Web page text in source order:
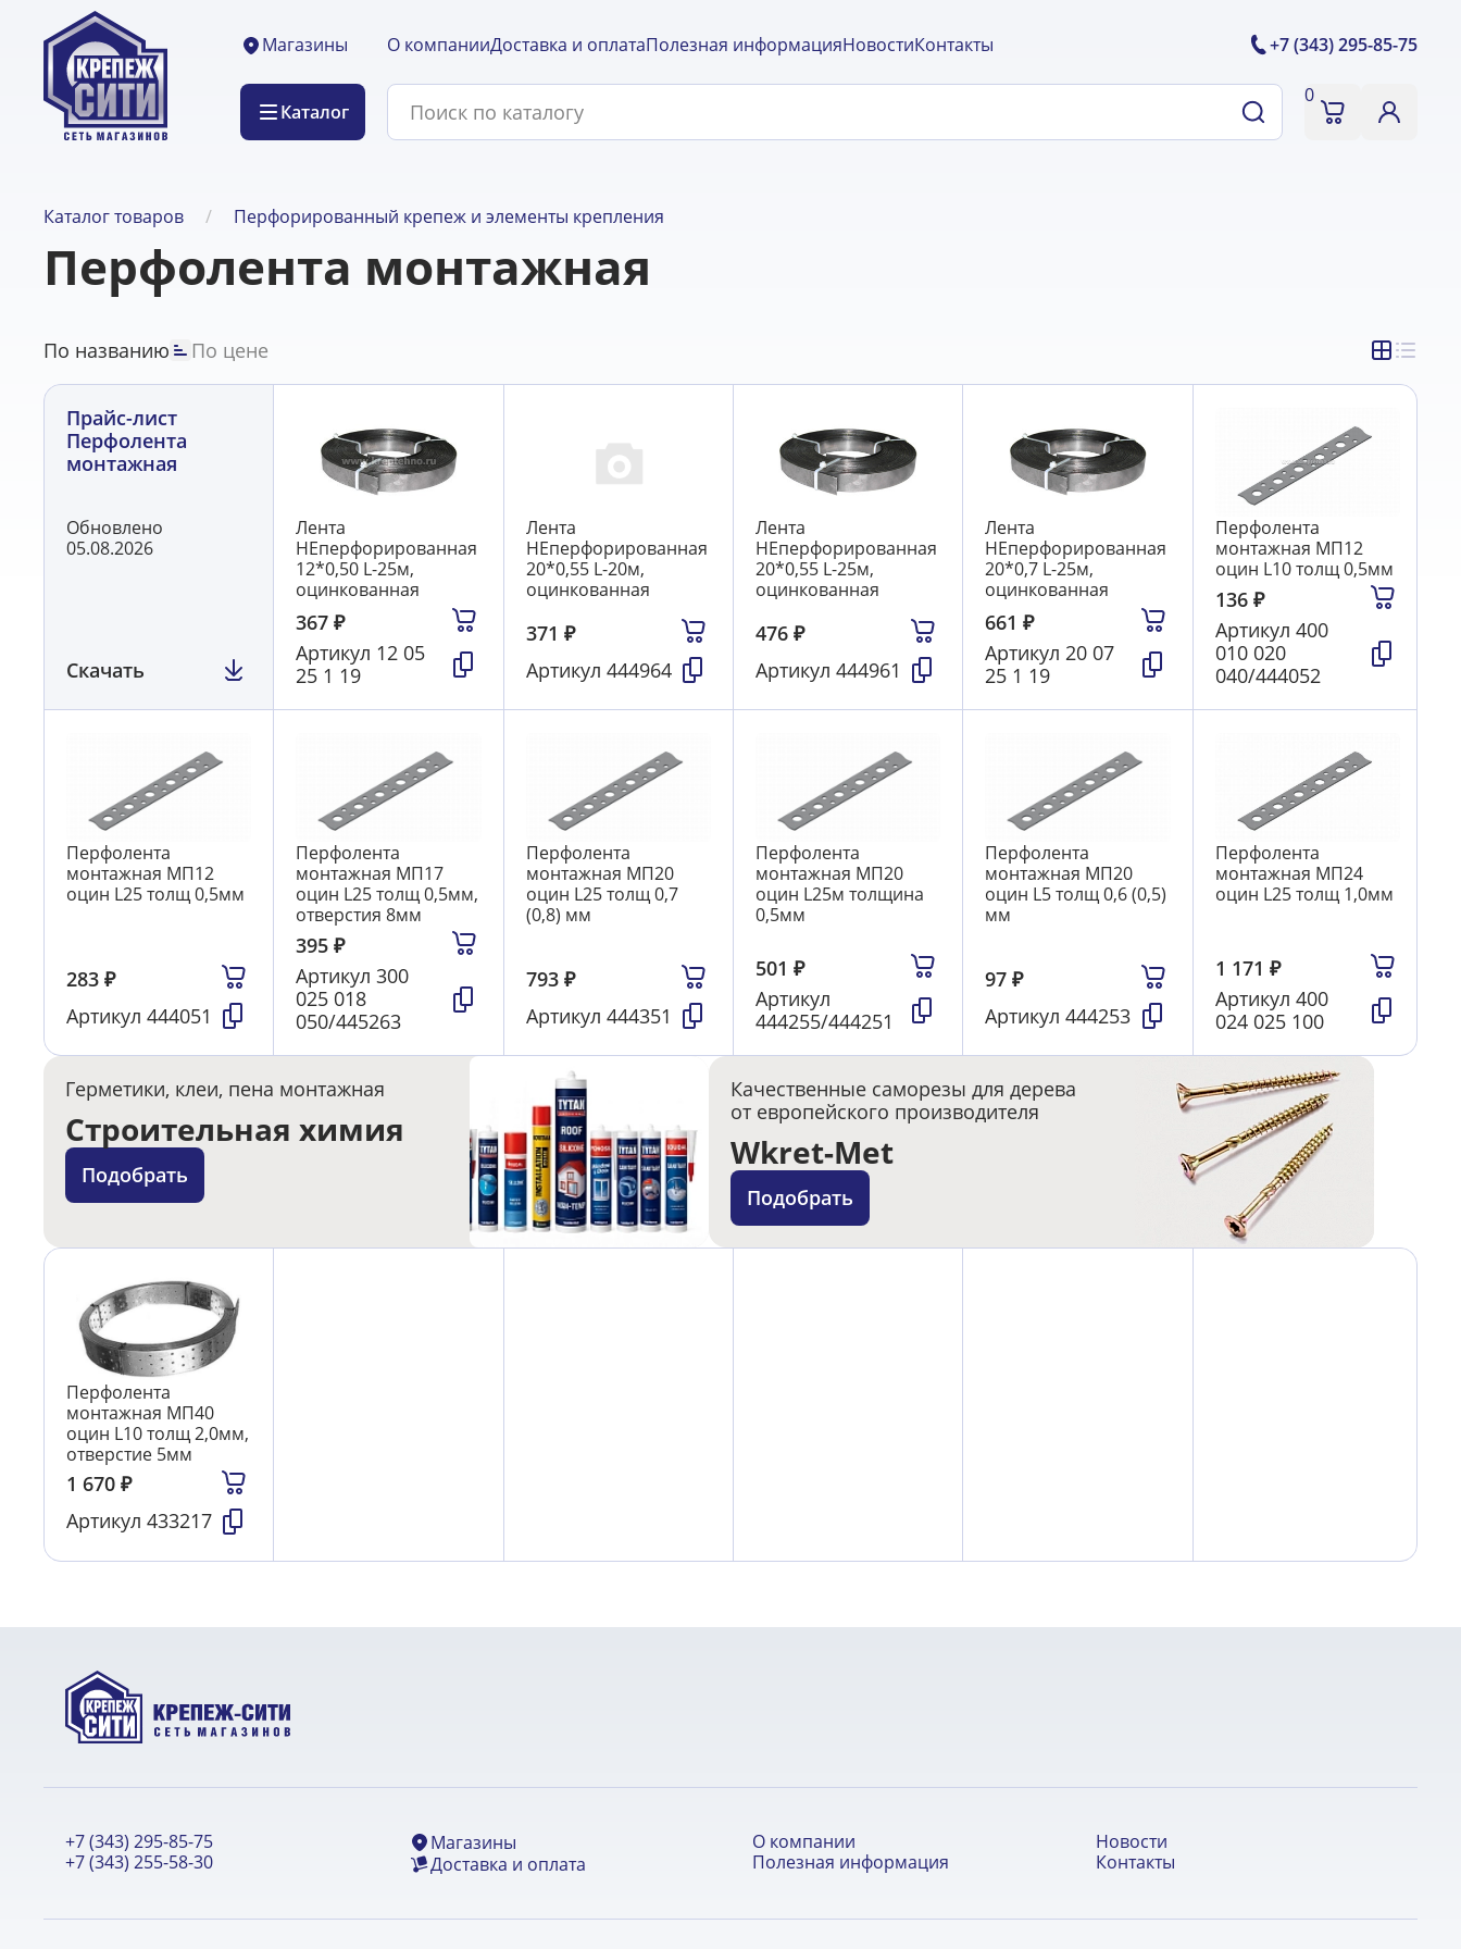
Магазины
Каталог
О компанииДоставка и оплатаПолезная информацияНовостиКонтакты +7 (343) 295-85-75
0
Каталог товаров Перфорированный крепеж и элементы крепления
Перфолента монтажная
По названию По цене
Прайс-лист
Перфолента
монтажная
Обновлено
05.08.2026
Скачать
Лента
НЕперфорированная
12*0,50 L-25м,
оцинкованная
367₽
Артикул 12 05
25 1 19
Лента
НЕперфорированная
20*0,55 L-20м,
оцинкованная
371 ₽
Артикул 444964
Лента
НЕперфорированная
20*0,55 L-25м,
оцинкованная
476 ₽
Артикул 444961
Лента
НЕперфорированная
20*0,7 L-25м,
оцинкованная
661₽
Артикул20 07
25 1 19
Перфолента
монтажная МП12
оцин L10 толщ 0,5мм
136 ₽
Артикул 400
010 020
040/444052
Перфолента
монтажная МП12
оцин L25 толщ 0,5мм
283 ₽
Артикул 444051
Перфолента
монтажная МП17
оцин L25 толщ 0,5мм,
отверстия 8мм
395₽
Артикул300
025 018
050/445263
Перфолента
монтажная МП20
оцин L25 толщ 0,7
(0,8) мм
793 ₽
Артикул 444351
Перфолента
монтажная МП20
оцин L25м толщина
0,5мм
501 ₽
Артикул
444255/444251
Перфолента
монтажная МП20
оцин L5 толщ 0,6 (0,5)
мм
97₽
Артикул444253
Перфолента
монтажная МП24
оцин L25 толщ 1,0мм
1 171 ₽
Артикул 400
024 025 100
Герметики, клеи, пена монтажная
Строительная химия
Подобрать
Качественные саморезы для дерева
от европейского производителя
Wkret-Met
Подобрать
Перфолента
монтажная МП40
оцин L10 толщ 2,0мм,
отверстие 5мм
1 670 ₽
Артикул 433217
+7 (343) 295-85-75
+7 (343) 255-58-30
Магазины
Доставка и оплата
О компании
Полезная информация
Новости
Контакты